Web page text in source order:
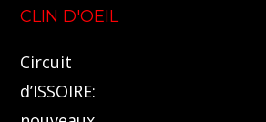
CLIN D'OEIL
Circuit
d’ISSOIRE: